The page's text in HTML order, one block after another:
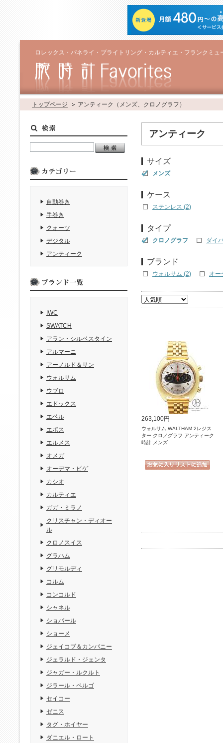
ロレックス・パネライ・ブライトリング・カルティエ・フランクミ
トップページ アンティーク（メンズ、クロノグラフ）
アンティーク
サイズ
メンズ
ケース
ステンレス (2)
タイプ
クロノグラフ ダイ
ブランド
ウォルサム (2) オー
263,100円
ウォルサム WALTHAM 2レジス
ター クロノグラフ アンティーク
時計 メンズ
自動巻き
手巻き
クォーツ
デジタル
アンティーク
IWC
SWATCH
アラン・シルベスタイン
アルマーニ
アーノルド＆サン
ウォルサム
ウブロ
エドックス
エベル
エポス
エルメス
オメガ
オーデマ・ピゲ
カシオ
カルティエ
ガガ・ミラノ
クリスチャン・ディオー
ル
クロノスイス
グラハム
グリモルディ
コルム
コンコルド
シャネル
ショパール
ショーメ
ジェイコブ＆カンパニー
ジェラルド・ジェンタ
ジャガー・ルクルト
ジラール・ペルゴ
セイコー
ゼニス
タグ・ホイヤー
ダニエル・ロート